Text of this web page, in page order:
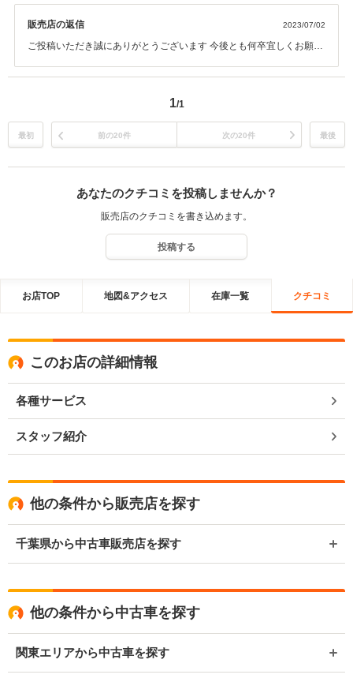
販売店の返信 2023/07/02
ご投稿いただき誠にありがとうございます 今後とも何卒宜しくお願い
1/1
最初 前の20件 次の20件 最後
あなたのクチコミを投稿しませんか？
販売店のクチコミを書き込めます。
投稿する
お店TOP 地図&アクセス 在庫一覧 クチコミ
このお店の詳細情報
各種サービス
スタッフ紹介
他の条件から販売店を探す
千葉県から中古車販売店を探す
他の条件から中古車を探す
関東エリアから中古車を探す